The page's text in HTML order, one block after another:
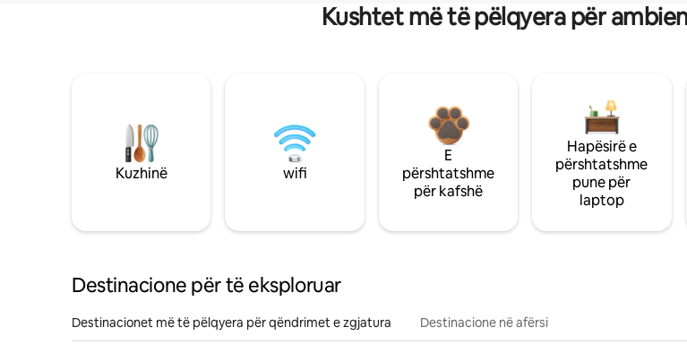
Kushtet më të pëlqyera për
Kuzhinë wifi
E
përshtatshme
për kafshë
Hapësirë e
përshtatshme
pune për
laptop
Destinacione për të eksploruar
Destinacionet më të pëlqyera për qëndrimet e zgjatura Destinacione në afërsi